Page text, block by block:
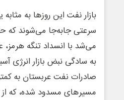
بازار نفت این روزها به
سرعتی جابه‌جا می‌شوند که حتی
می‌شد با انسداد تنگه
به سادگی نبض بازار انرژی
صادرات نفت عربستان به
مسیرهای مسدود شده، که